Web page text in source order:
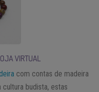
VIRTUAL
com contas de madeira
budista, estas